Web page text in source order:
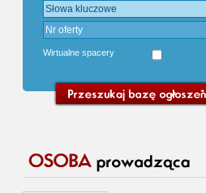
Wirtualne spacery